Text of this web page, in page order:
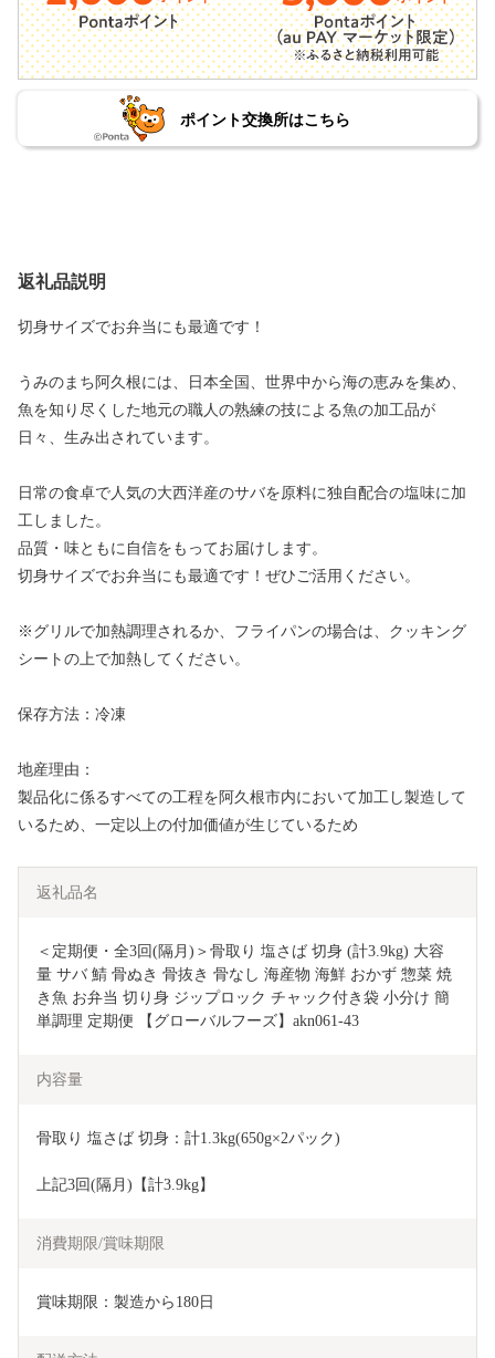
ポイント交換所はこちら
返礼品説明
切身サイズでお弁当にも最適です！
うみのまち阿久根には、日本全国、世界中から海の恵みを集め、
魚を知り尽くした地元の職人の熟練の技による魚の加工品が
日々、生み出されています。
日常の食卓で人気の大西洋産のサバを原料に独自配合の塩味に加
工しました。
品質・味ともに自信をもってお届けします。
切身サイズでお弁当にも最適です！ぜひご活用ください。
※グリルで加熱調理されるか、フライパンの場合は、クッキング
シートの上で加熱してください。
保存方法：冷凍
地産理由：
製品化に係るすべての工程を阿久根市内において加工し製造して
いるため、一定以上の付加価値が生じているため
返礼品名
＜定期便・全3回(隔月)＞骨取り 塩さば 切身 (計3.9kg) 大容
量 サバ 鯖 骨ぬき 骨抜き 骨なし 海産物 海鮮 おかず 惣菜 焼
き魚 お弁当 切り身 ジップロック チャック付き袋 小分け 簡
単調理 定期便 【グローバルフーズ】akn061-43
内容量
骨取り 塩さば 切身：計1.3kg(650g×2パック)
上記3回(隔月)【計3.9kg】
消費期限/賞味期限
賞味期限：製造から180日